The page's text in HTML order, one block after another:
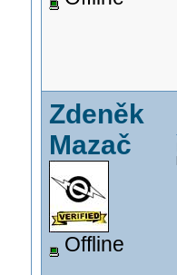
Zdeněk
Mazač
Offline